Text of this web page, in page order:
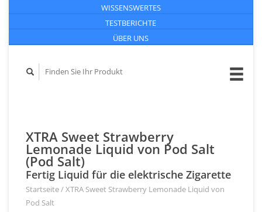
WISSENSWERTES
TESTBERICHTE
ÜBER UNS
XTRA Sweet Strawberry
Lemonade Liquid von Pod Salt
(Pod Salt)
Fertig Liquid für die elektrische Zigarette
Startseite/XTRA Sweet Strawberry Lemonade Liquid von
Pod Salt